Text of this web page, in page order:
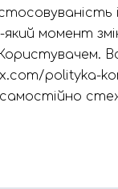
момент
polityka-